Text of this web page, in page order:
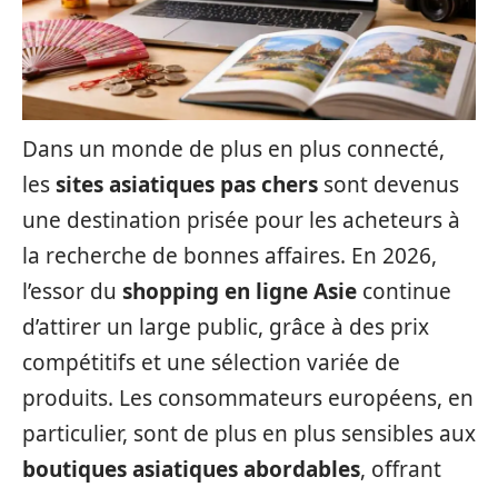
Dans un monde de plus en plus connecté,
lessites asiatiques pas chers sont devenus
une destination prisée pour les acheteurs à
la recherche de bonnes affaires. En 2026,
l’essor du shopping en ligne Asie continue
d’attirer un large public, grâce à des prix
compétitifs et une sélection variée de
produits. Les consommateurs européens, en
particulier, sont de plus en plus sensibles aux
boutiques asiatiques abordables, offrant